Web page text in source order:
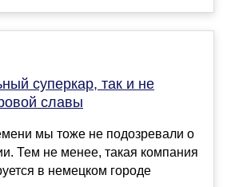
суперкар, так и не
славы
мы тоже не подозревали о
Тем не менее, такая компания
в немецком городе